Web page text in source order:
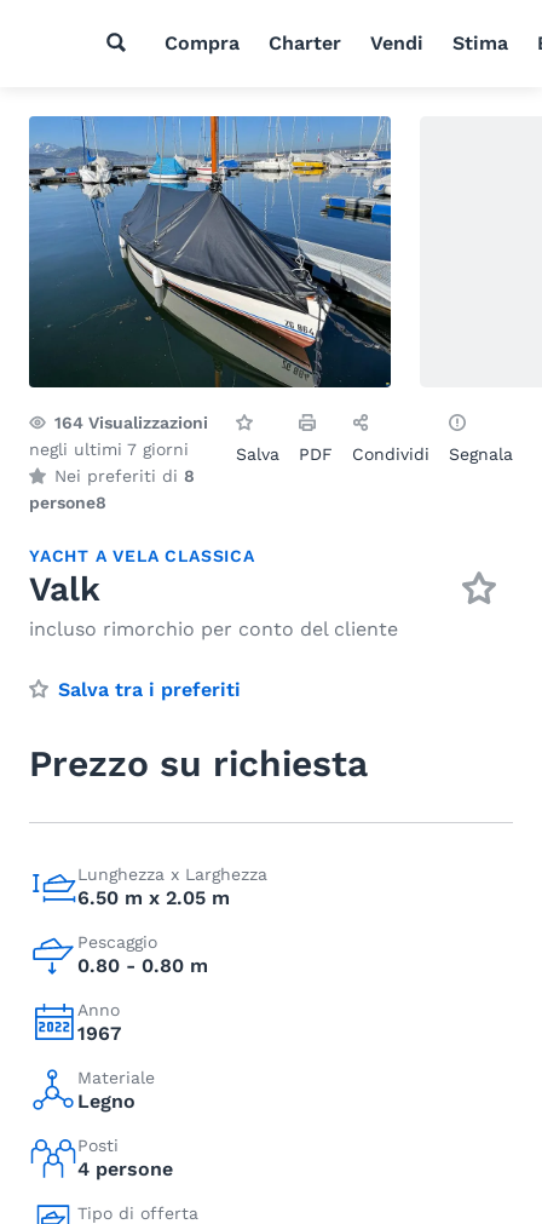
Compra Charter Vendi Stima
164 Visualizzazioni
negli ultimi 7 giorni
Nei preferiti di 8
persone8
Salva PDF Condividi Segnala
YACHT A VELA CLASSICA
Valk
incluso rimorchio per conto del cliente
Salva tra i preferiti
Prezzo su richiesta
Lunghezza x Larghezza
6.50 m x 2.05 m
Pescaggio
0.80 - 0.80 m
Anno
1967
Materiale
Legno
Posti
4 persone
Tipo di offerta